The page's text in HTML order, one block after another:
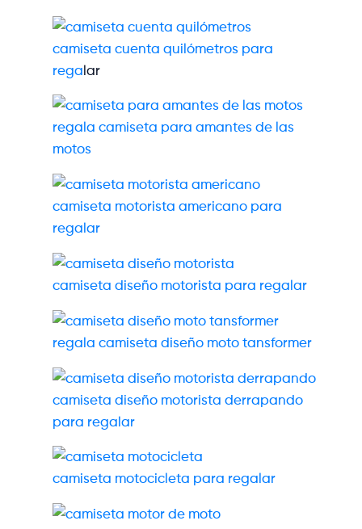
camiseta cuenta quilómetros para
regalar
regala camiseta para amantes de las
motos
camiseta motorista americano para
regalar
camiseta diseño motorista para regalar
regala camiseta diseño moto tansformer
camiseta diseño motorista derrapando
para regalar
camiseta motocicleta para regalar